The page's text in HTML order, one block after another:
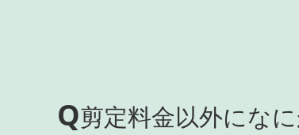
Q剪定料金以外にな